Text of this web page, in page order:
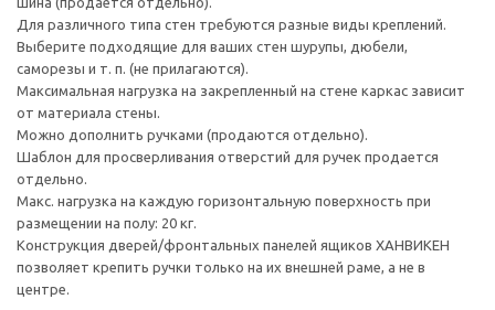
Для различного типа стен требуются разные виды креплений.
Выберите подходящие для ваших стен шурупы, дюбели,
саморезы и т. п. (не прилагаются).
Максимальная нагрузка на закрепленный на стене каркас зависит
от материала стены.
Можно дополнить ручками (продаются отдельно).
Шаблон для просверливания отверстий для ручек продается
отдельно.
Макс. нагрузка на каждую горизонтальную поверхность при
размещении на полу: 20 кг.
Конструкция дверей/фронтальных панелей ящиков ХАНВИКЕН
позволяет крепить ручки только на их внешней раме, а не в
центре.